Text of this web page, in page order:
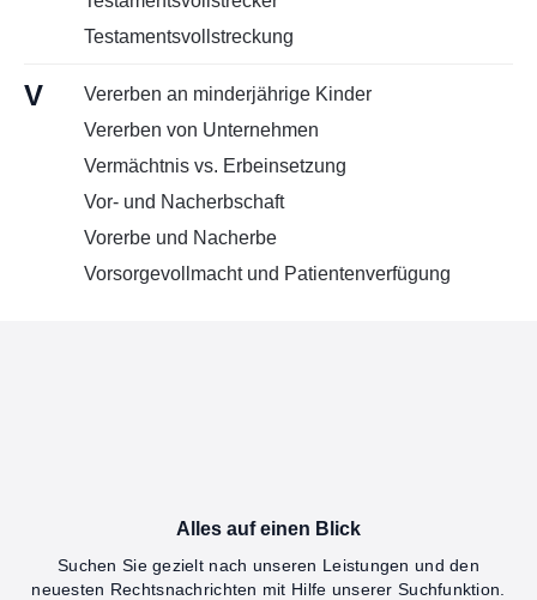
Testamentsvollstreckung
V
Vererben an minderjährige Kinder
Vererben von Unternehmen
Vermächtnis vs. Erbeinsetzung
Vor- und Nacherbschaft
Vorerbe und Nacherbe
Vorsorgevollmacht und Patientenverfügung
Alles auf einen Blick
Suchen Sie gezielt nach unseren Leistungen und den
neuesten Rechtsnachrichten mit Hilfe unserer Suchfunktion.